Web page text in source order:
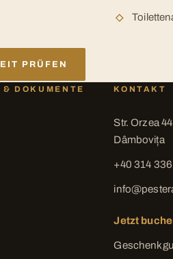
PRÜFEN
DOKUMENTE KONTAKT
Str. Orzea
Dâmbovița
+40 314
Jetzt